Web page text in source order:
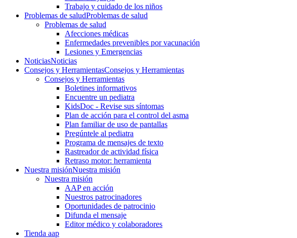
Trabajo y cuidado de los niños
Problemas de saludProblemas de salud
Problemas de salud
Afecciones médicas
Enfermedades prevenibles por vacunación
Lesiones y Emergencias
NoticiasNoticias
Consejos y HerramientasConsejos y Herramientas
Consejos y Herramientas
Boletines informativos
Encuentre un pediatra
KidsDoc - Revise sus síntomas
Plan de acción para el control del asma
Plan familiar de uso de pantallas
Pregúntele al pediatra
Programa de mensajes de texto
Rastre​​ador de activida​d física
Retraso motor: herramienta
Nuestra misiónNuestra misión
Nuestra misión
AAP en acción
Nuestros patrocinadores
Oportunidades de patrocinio
Difunda el mensaje
Editor médico y colaboradores
Tienda aap